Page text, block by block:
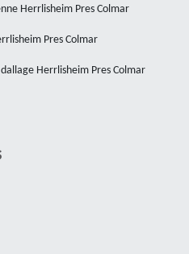
Herrlisheim Pres Colmar
Pres Colmar
Herrlisheim Pres Colmar